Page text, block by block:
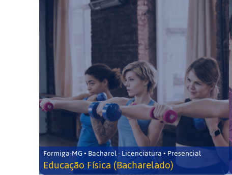
Formiga-MG • Bacharel - Licenciatura • Presencial
Educação Física (Bacharelado)